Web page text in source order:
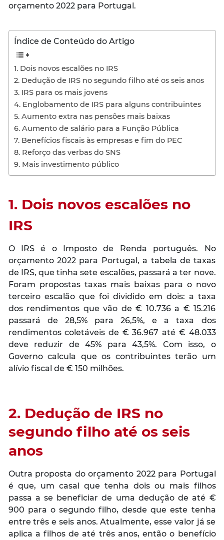
orçamento 2022 para Portugal.
Índice de Conteúdo do Artigo
1. Dois novos escalões no IRS
2. Dedução de IRS no segundo filho até os seis anos
3. IRS para os mais jovens
4. Englobamento de IRS para alguns contribuintes
5. Aumento extra nas pensões mais baixas
6. Aumento de salário para a Função Pública
7. Benefícios fiscais às empresas e fim do PEC
8. Reforço das verbas do SNS
9. Mais investimento público
1. Dois novos escalões no
IRS
O IRS é o Imposto de Renda português. No
orçamento 2022 para Portugal, a tabela de taxas
de IRS, que tinha sete escalões, passará a ter nove.
Foram propostas taxas mais baixas para o novo
terceiro escalão que foi dividido em dois: a taxa
dos rendimentos que vão de € 10.736 a € 15.216
passará de 28,5% para 26,5%, e a taxa dos
rendimentos coletáveis de € 36.967 até € 48.033
deve reduzir de 45% para 43,5%. Com isso, o
Governo calcula que os contribuintes terão um
alívio fiscal de € 150 milhões.
2. Dedução de IRS no
segundo filho até os seis
anos
Outra proposta do orçamento 2022 para Portugal
é que, um casal que tenha dois ou mais filhos
passa a se beneficiar de uma dedução de até €
900 para o segundo filho, desde que este tenha
entre três e seis anos. Atualmente, esse valor já se
aplica a filhos de até três anos, então o benefício